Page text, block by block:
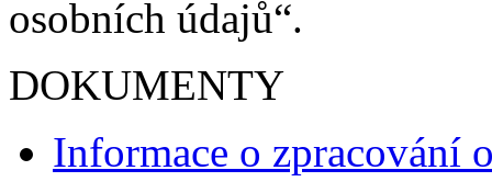
osobních údajů“.
DOKUMENTY
Informace o zpracování